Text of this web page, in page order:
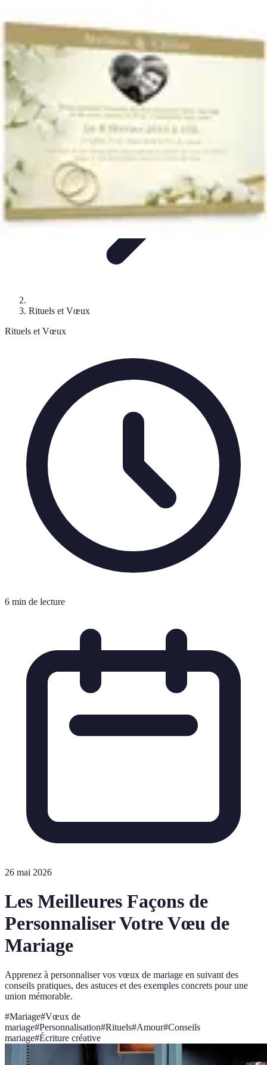
Musique et Animation
CérémonieOrganisation de Mariage
Rituels et Vœux
Rituels et Vœux
6 min de lecture
26 mai 2026
Les Meilleures Façons de
Personnaliser Votre Vœu de
Mariage
Apprenez à personnaliser vos vœux de mariage en suivant des
conseils pratiques, des astuces et des exemples concrets pour une
union mémorable.
#Mariage#Vœux de
mariage#Personnalisation#Rituels#Amour#Conseils
mariage#Écriture créative